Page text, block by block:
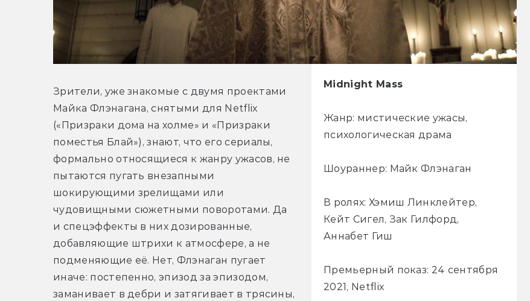
Midnight Mass
Жанр: мистические ужасы,
психологическая драма
Шоураннер: Майк Флэнаган
В ролях: Хэмиш Линклейтер,
Кейт Сигел, Зак Гилфорд,
Аннабет Гиш
Премьерный показ: 24 сентября
2021, Netflix
Зрители, уже знакомые с двумя проектами
Майка Флэнагана, снятыми для Netflix
(«Призраки дома на холме» и «Призраки
поместья Блай»), знают, что его сериалы,
формально относящиеся к жанру ужасов, не
пытаются пугать внезапными
шокирующими зрелищами или
чудовищными сюжетными поворотами. Да
и спецэффекты в них дозированные,
добавляющие штрихи к атмосфере, а не
подменяющие её. Нет, Флэнаган пугает
иначе: постепенно, эпизод за эпизодом,
заманивает в дебри и затягивает в трясины,